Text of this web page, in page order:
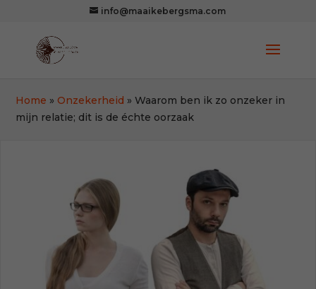
info@maaikebergsma.com
Home » Onzekerheid »Waarom ben ik zo onzeker in
mijn relatie; dit is de échte oorzaak